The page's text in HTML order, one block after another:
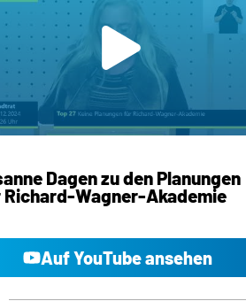
Dagen zu den Planungen
Richard-Wagner-Akademie
Auf YouTube ansehen